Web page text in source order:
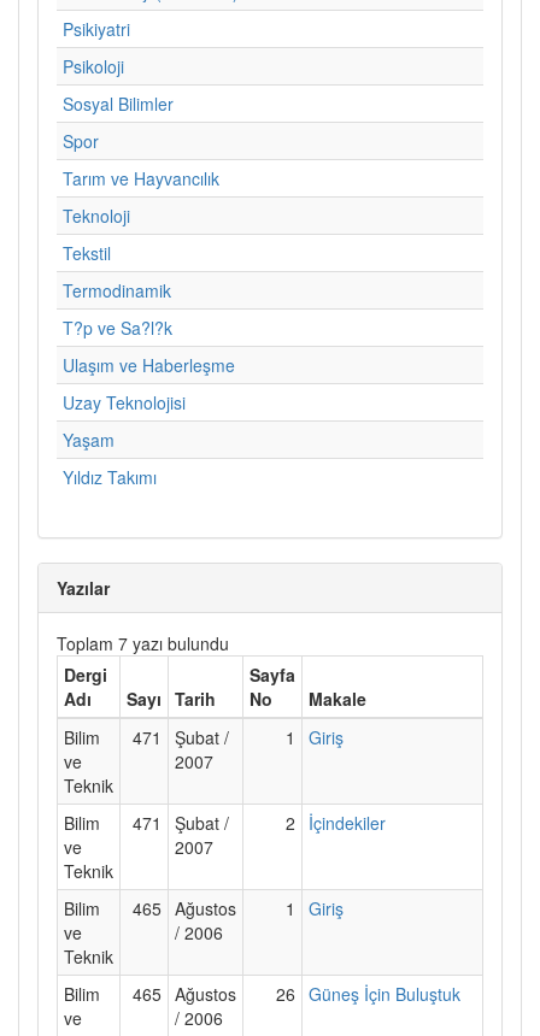
Psikiyatri
Psikoloji
Sosyal Bilimler
Spor
Tarım ve Hayvancılık
Teknoloji
Tekstil
Termodinamik
T?p ve Sa?l?k
Ulaşım ve Haberleşme
Uzay Teknolojisi
Yaşam
Yıldız Takımı
Yazılar
Toplam 7 yazı bulundu
Dergi
Adı
Sayı Tarih
Sayfa
No
Makale
Bilim
ve
Teknik
471
Şubat /
2007
1 Giriş
Bilim
ve
Teknik
471
Şubat /
2007
2 İçindekiler
Bilim
ve
Teknik
465 Ağustos
/ 2006
1 Giriş
Bilim
ve
465 Ağustos
/ 2006
26 Güneş İçin Buluştuk